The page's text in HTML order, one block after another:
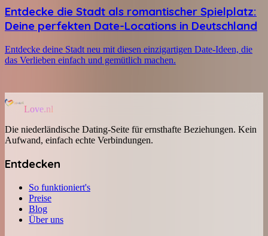
Entdecke die Stadt als romantischer Spielplatz:
Deine perfekten Date-Locations in Deutschland
Entdecke deine Stadt neu mit diesen einzigartigen Date-Ideen, die
das Verlieben einfach und gemütlich machen.
Love.nl
Die niederländische Dating-Seite für ernsthafte Beziehungen. Kein
Aufwand, einfach echte Verbindungen.
Entdecken
So funktioniert's
Preise
Blog
Über uns